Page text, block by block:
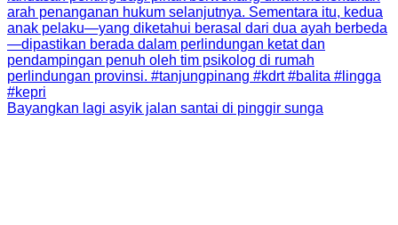
Bayangkan lagi asyik jalan santai di pinggir sunga